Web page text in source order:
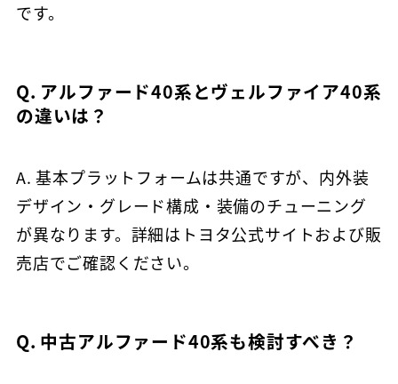
です。
Q. アルファード40系とヴェルファイア40系
の違いは？
A. 基本プラットフォームは共通ですが、内外装
デザイン・グレード構成・装備のチューニング
が異なります。詳細はトヨタ公式サイトおよび販
売店でご確認ください。
Q. 中古アルファード40系も検討すべき？